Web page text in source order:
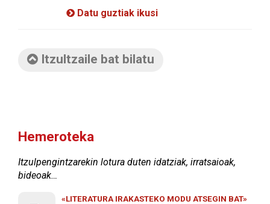
Datu guztiak ikusi
Itzultzaile bat bilatu
Hemeroteka
Itzulpengintzarekin lotura duten idatziak, irratsaioak,
bideoak…
«LITERATURA IRAKASTEKO MODU ATSEGIN BAT»